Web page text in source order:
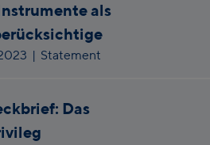
als
| Statement
Das